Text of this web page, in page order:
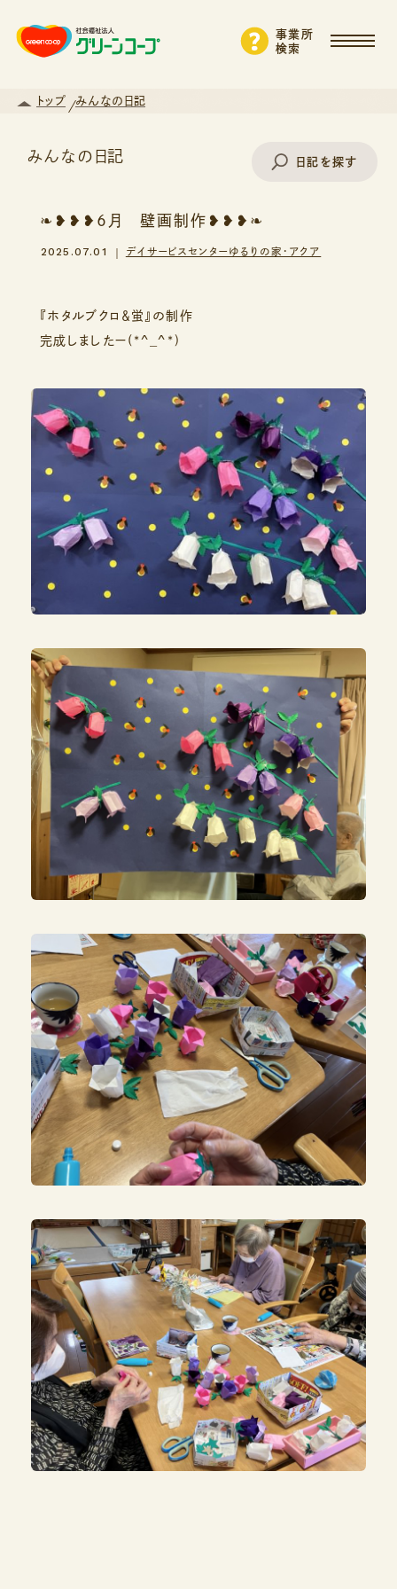
事業所
検索
トップ みんなの日記
みんなの日記 日記を探す
エリアから探す
❧❥❥❥６月 壁画制作❥❥❥❧
2025.07.01 デイサービスセンターゆるりの家・アクア
『ホタルブクロ＆蛍』の制作
完成しましたー(*^_^*)